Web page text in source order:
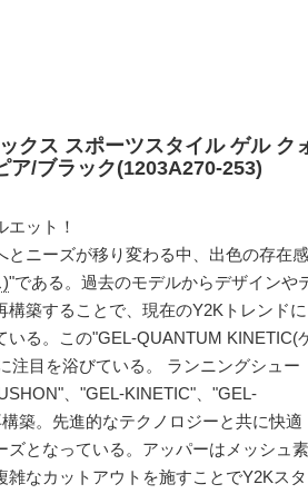
クス スポーツスタイル ゲル ク
ア/ブラック(1203A270-253)
ット！
とニーズが移り変わる中、出色の存在感
"である。過去のモデルからデザインや
築することで、現在のY2Kトレンドに
る。この"GEL-QUANTUM KINETIC(
注目を浴びている。 ランニングシュー
、"GEL-KINETIC"、"GEL-
築。先進的なテクノロジーと共に快適
となっている。アッパーはメッシュ素
なカットアウトを施すことでY2Kスタ